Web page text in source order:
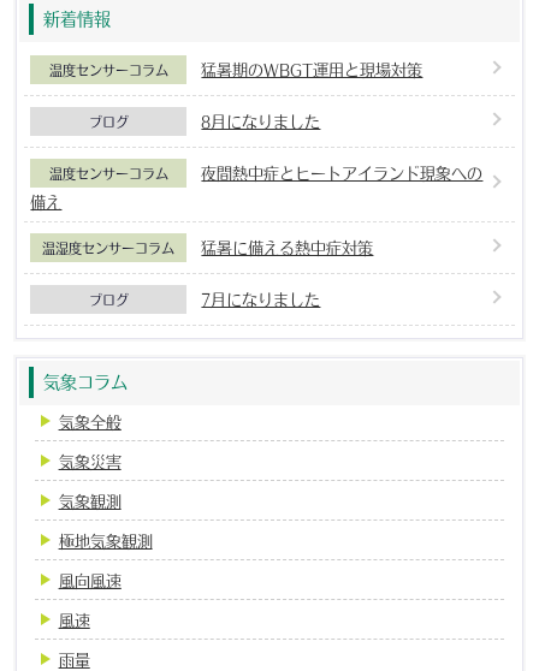
新着情報
温度センサーコラム 猛暑期のWBGT運用と現場対策
ブログ 8月になりました
温度センサーコラム
夜間熱中症とヒートアイランド現象への
備え
温湿度センサーコラム 猛暑に備える熱中症対策
ブログ 7月になりました
気象コラム
気象全般
気象災害
気象観測
極地気象観測
風向風速
風速
雨量